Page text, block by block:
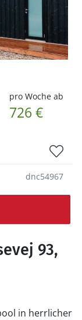
pro Woche ab
726 €
dnc54967
93,
in herrlicher